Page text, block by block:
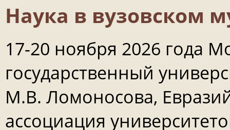
Наука в вузовском
17-20 ноября 2026 года
государственный
М.В. Ломоносова,
ассоциация